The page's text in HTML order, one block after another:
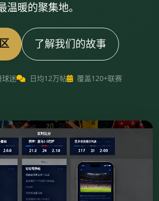
温暖的聚集地。
了解我们的故事
迷 日均12万帖 覆盖120+联赛